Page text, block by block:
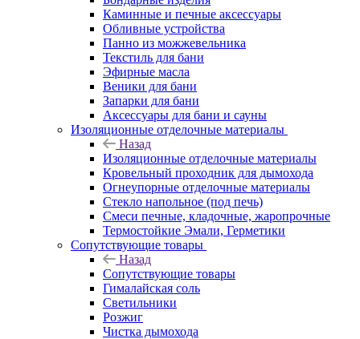
Каминные и печные аксессуары
Обливные устройства
Панно из можжевельника
Текстиль для бани
Эфирные масла
Веники для бани
Запарки для бани
Аксессуары для бани и сауны
Изоляционные отделочные материалы
Назад
Изоляционные отделочные материалы
Кровельный проходник для дымохода
Огнеупорные отделочные материалы
Стекло напольное (под печь)
Смеси печные, кладочные, жаропрочные
Термостойкие Эмали, Герметики
Сопутствующие товары
Назад
Сопутствующие товары
Гималайская соль
Светильники
Розжиг
Чистка дымохода